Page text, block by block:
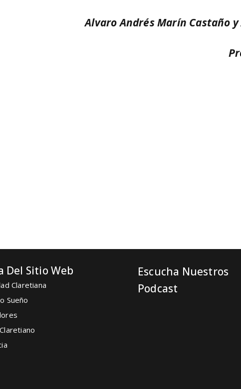
Alvaro Andrés Marín Castaño
Del Sitio Web
Claretiana
Sueño
Escucha Nuestros
Podcast